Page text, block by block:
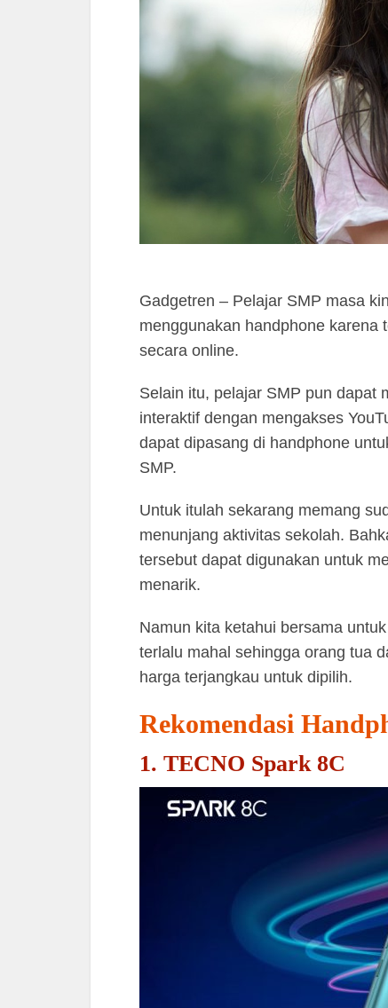
Gadgetren – Pelajar SMP masa
menggunakan handphone karena
secara online.
Selain itu, pelajar SMP pun dapat
interaktif dengan mengakses
dapat dipasang di handphone
SMP.
Untuk itulah sekarang memang
menunjang aktivitas sekolah.
tersebut dapat digunakan untuk
menarik.
Namun kita ketahui bersama
terlalu mahal sehingga orang tua
harga terjangkau untuk dipilih.
Rekomendasi
1. TECNO Spark 8C